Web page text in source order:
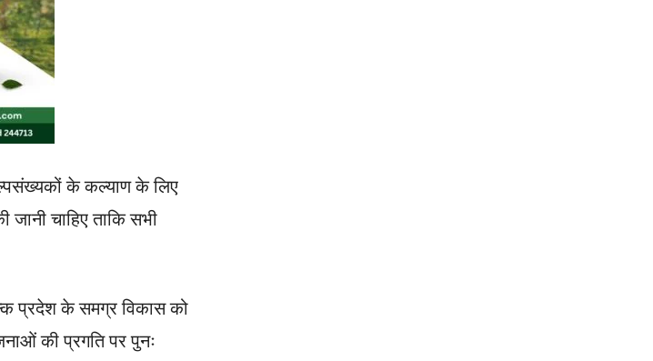
के कल्याण के लिए
जानी चाहिए ताकि सभी
प्रदेश के समग्र विकास को
की प्रगति पर पुनः